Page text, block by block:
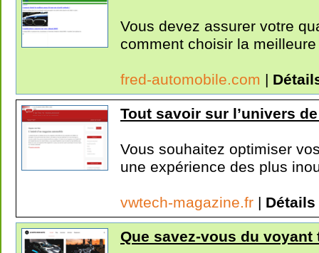
Vous devez assurer votre
comment choisir la
fred-automobile.com |
Tout savoir sur l’univers
Vous souhaitez optimiser
une expérience des plus
vwtech-magazine.fr | Détails
Que savez-vous du voyant